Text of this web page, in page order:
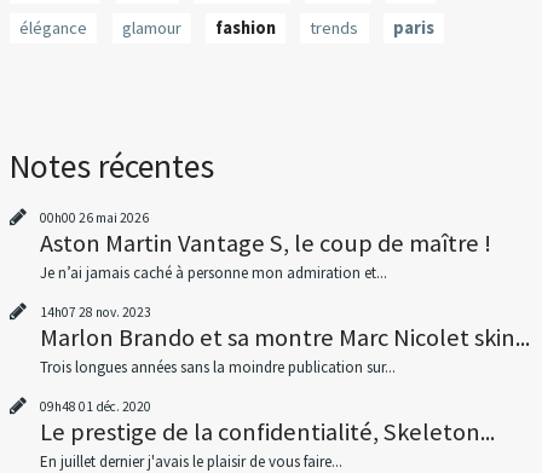
élégance
glamour fashion trends paris
Notes récentes
00h00 26 mai 2026
Aston Martin Vantage S, le coup de maître !
Je n’ai jamais caché à personne mon admiration et...
14h07 28 nov. 2023
Marlon Brando et sa montre Marc Nicolet skin...
Trois longues années sans la moindre publication sur...
09h48 01 déc. 2020
Le prestige de la confidentialité, Skeleton...
En juillet dernier j'avais le plaisir de vous faire...